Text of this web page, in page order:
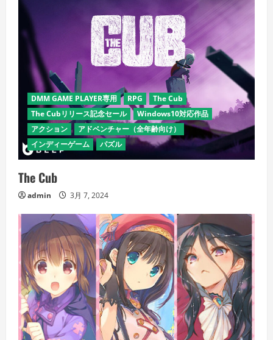
DMM GAME PLAYER専用 RPG
The Cub
The Cubリリース記念セール
Windows10対応作品
アクション
アドベンチャー（全年齢向け）
インディーゲーム
パズル
The Cub
admin 3月 7, 2024